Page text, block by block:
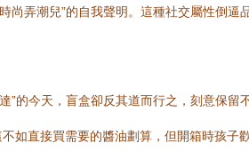
弄潮兒”的自我聲明。這種社交屬性倒逼
”的今天，盲盒卻反其道而行之，刻意保
如直接買需要的醬油劃算，但開箱時孩子